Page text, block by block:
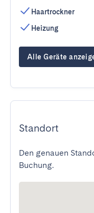
Haartrockner
Heizung
Alle Geräte
Standort
Den genauen
Buchung.